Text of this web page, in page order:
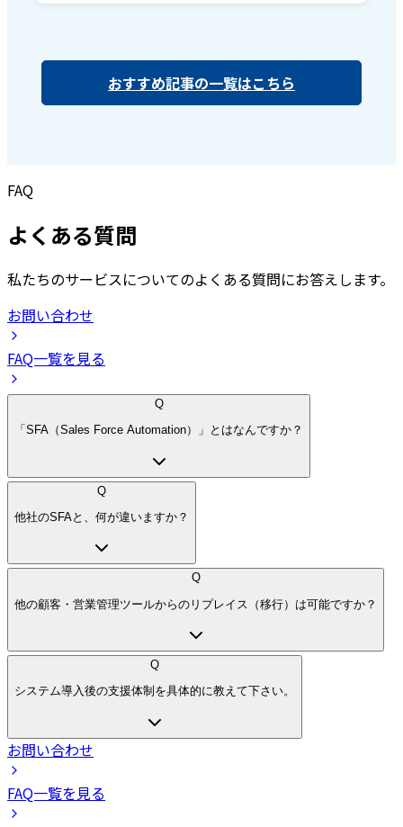
おすすめ記事の一覧はこちら
FAQ
よくある質問
私たちのサービスについてのよくある質問にお答えします。
お問い合わせ
FAQ一覧を見る
Q
「SFA（Sales Force Automation）」とはなんですか？
Q
他社のSFAと、何が違いますか？
Q
他の顧客・営業管理ツールからのリプレイス（移行）は可能ですか？
Q
システム導入後の支援体制を具体的に教えて下さい。
お問い合わせ
FAQ一覧を見る